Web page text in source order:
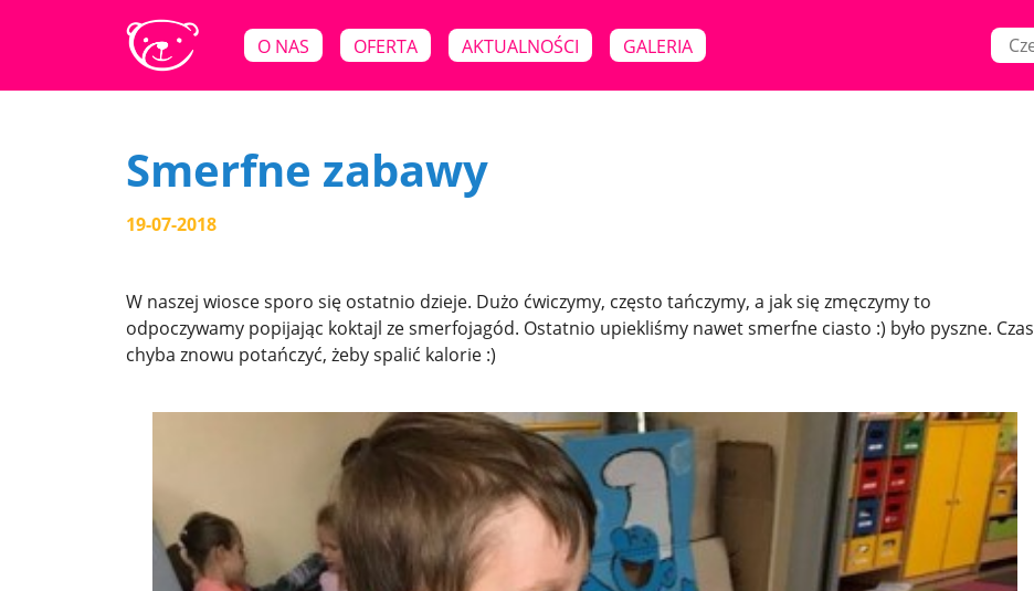
O NAS OFERTA AKTUALNOŚCI GALERIA
Smerfne zabawy
19-07-2018
W naszej wiosce sporo się ostatnio dzieje. Dużo ćwiczymy, często tańczymy, a jak się zmęczymy to
odpoczywamy popijając koktajl ze smerfojagód. Ostatnio upiekliśmy nawet smerfne ciasto :) było pyszne. Czas
chyba znowu potańczyć, żeby spalić kalorie :)